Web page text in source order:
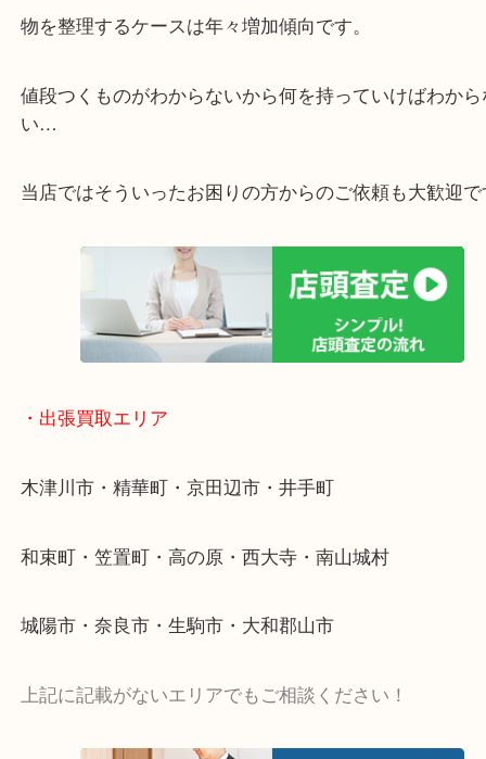
終活・遺品整理・生前整理・断捨離・引っ越し
物を整理するケースは年々増加傾向です。
当店ではそういったお困りの方からのご依頼も大歓